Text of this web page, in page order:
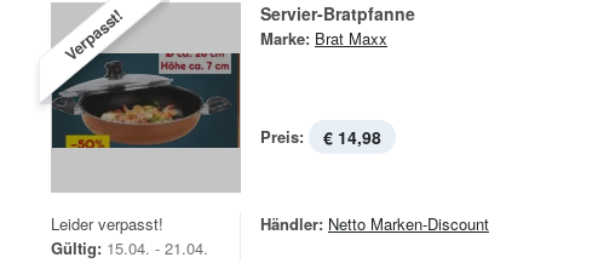
Verpasst! Servier-Bratpfanne
Marke: Brat Maxx
Preis: € 14,98
Leider verpasst!
Gültig: 15.04. - 21.04.
Händler: Netto Marken-Discount